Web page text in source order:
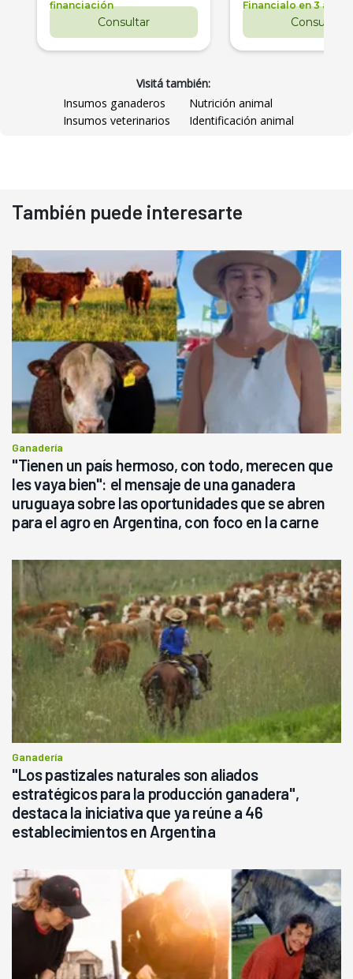
financiación
Consultar
Financialo en 3 años
Consultar
Visitá también:
Insumos ganaderos
Nutrición animal
Insumos veterinarios
Identificación animal
También puede interesarte
Ganadería
"Tienen un país hermoso, con todo, merecen que
les vaya bien": el mensaje de una ganadera
uruguaya sobre las oportunidades que se abren
para el agro en Argentina, con foco en la carne
Ganadería
"Los pastizales naturales son aliados
estratégicos para la producción ganadera",
destaca la iniciativa que ya reúne a 46
establecimientos en Argentina